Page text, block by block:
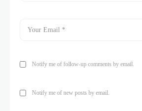
Notify me of follow-up comments by email.
Notify me of new posts by email.